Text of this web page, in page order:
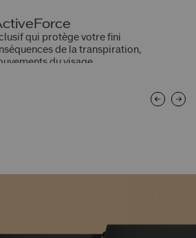
qui protège votre fini
de la transpiration,
du visage.